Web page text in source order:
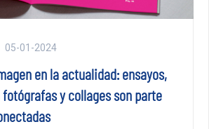
05-01-2024
en la actualidad: ensayos,
y collages son parte